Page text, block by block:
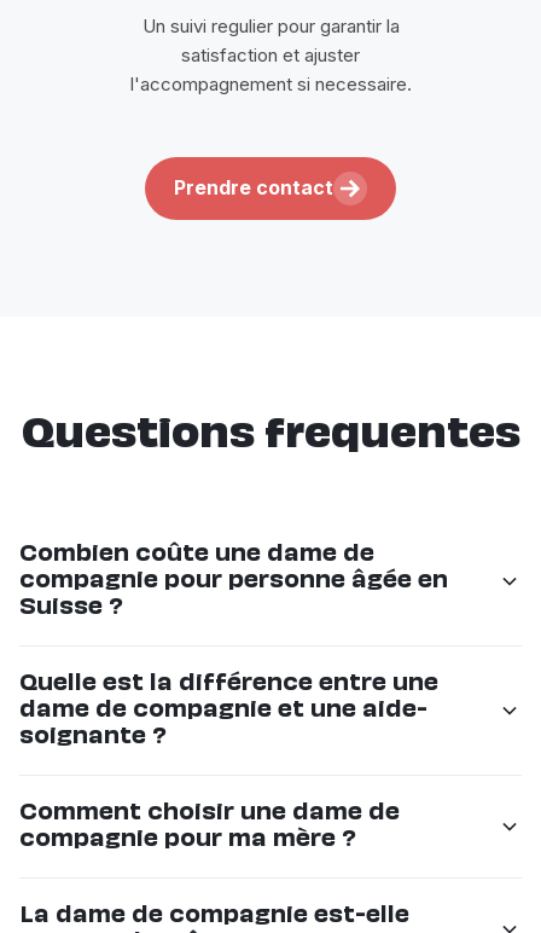
Un suivi regulier pour garantir la
satisfaction et ajuster
l'accompagnement si necessaire.
Prendre contact
Questions frequentes
Combien coûte une dame de
compagnie pour personne âgée en
Suisse ?
dépend du nombre d'heures et de la régularité. C'est
souvent 50% moins cher que les grandes agences.
Quelle est la différence entre une
dame de compagnie et une aide-
soignante ?
non-médical : compagnie, sorties, aide au quotidien.
L'aide-soignante réalise des actes médicaux. Les deux
Comment choisir une dame de
compagnie pour ma mère ?
chaque intervenant et le présentons à votre famille. Si
La dame de compagnie est-elle